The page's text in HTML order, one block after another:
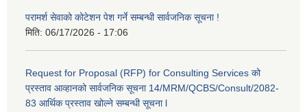
परामर्श सेवाको कोटेशन पेश गर्ने सम्बन्धी सार्वजनिक सूचना !
मिति: 06/17/2026 - 17:06
Request for Proposal (RFP) for Consulting Services को
प्रस्ताव आव्हानको सार्वजनिक सूचना 14/MRM/QCBS/Consult/2082-
83 आर्थिक प्रस्ताव खोल्ने सम्बन्धी सूचना l